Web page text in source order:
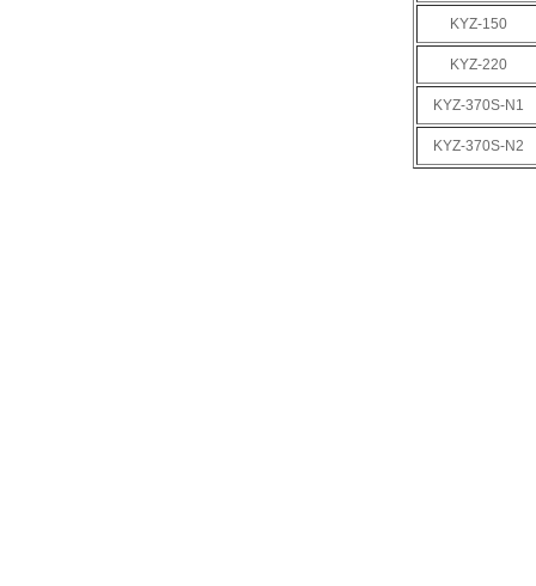
KYZ-150
KYZ-220
KYZ-370S-N1
KYZ-370S-N2